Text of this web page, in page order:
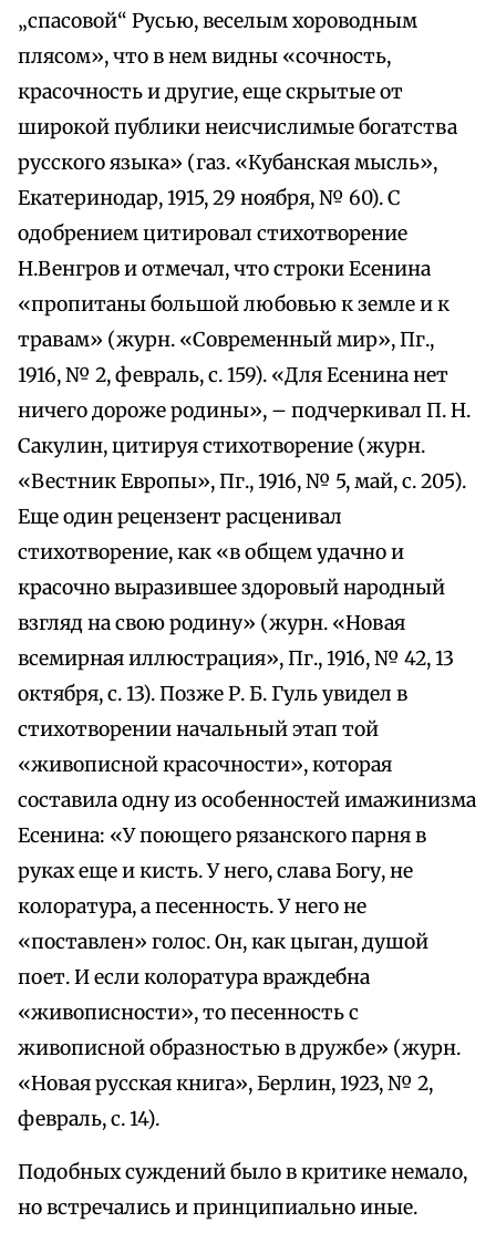
„спасовой“ Русью, веселым хороводным
плясом», что в нем видны «сочность,
красочность и другие, еще скрытые от
широкой публики неисчислимые богатства
русского языка» (газ. «Кубанская мысль»,
Екатеринодар, 1915, 29 ноября, № 60). С
одобрением цитировал стихотворение
Н.Венгров и отмечал, что строки Есенина
«пропитаны большой любовью к земле и к
травам» (журн. «Современный мир», Пг.,
1916, № 2, февраль, с. 159). «Для Есенина нет
ничего дороже родины», – подчеркивал П. Н.
Сакулин, цитируя стихотворение (журн.
«Вестник Европы», Пг., 1916, № 5, май, с. 205).
Еще один рецензент расценивал
стихотворение, как «в общем удачно и
красочно выразившее здоровый народный
взгляд на свою родину» (журн. «Новая
всемирная иллюстрация», Пг., 1916, № 42, 13
октября, с. 13). Позже Р. Б. Гуль увидел в
стихотворении начальный этап той
«живописной красочности», которая
составила одну из особенностей имажинизма
Есенина: «У поющего рязанского парня в
руках еще и кисть. У него, слава Богу, не
колоратура, а песенность. У него не
«поставлен» голос. Он, как цыган, душой
поет. И если колоратура враждебна
«живописности», то песенность с
живописной образностью в дружбе» (журн.
«Новая русская книга», Берлин, 1923, № 2,
февраль, с. 14).
Подобных суждений было в критике немало,
но встречались и принципиально иные.